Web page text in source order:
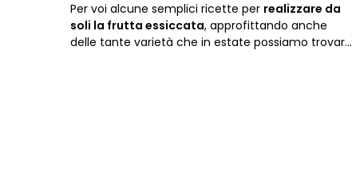
Per voi alcune semplici ricette per realizzare da
soli la frutta essiccata, approfittando anche
delle tante varietà che in estate possiamo trovare